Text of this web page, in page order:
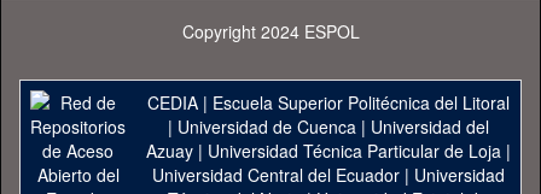
Copyright 2024 ESPOL
CEDIA| Escuela Superior Politécnica del Litoral
| Universidad de Cuenca| Universidad del
Azuay| Universidad Técnica Particular de Loja|
Universidad Central del Ecuador| Universidad